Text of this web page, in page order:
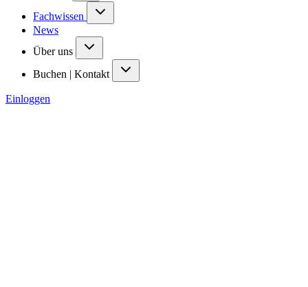
Fachwissen
News
Über uns
Buchen | Kontakt
Einloggen